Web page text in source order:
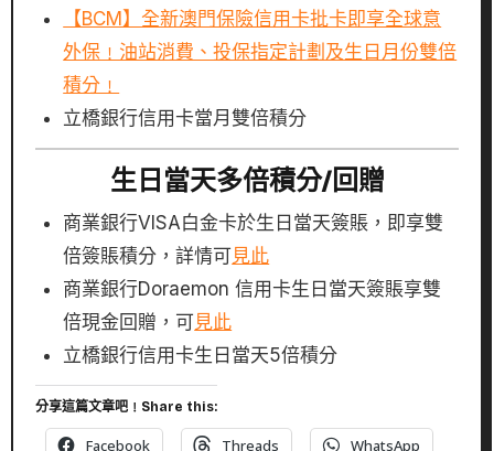
【BCM】全新澳門保險信用卡批卡即享全球意
外保﹗油站消費、投保指定計劃及生日月份雙倍
積分﹗
立橋銀行信用卡當月雙倍積分
生日當天多倍積分/回贈
商業銀行VISA白金卡於生日當天簽賬，即享雙
倍簽賬積分，詳情可 見此
商業銀行Doraemon 信用卡生日當天簽賬享雙
倍現金回贈，可 見此
立橋銀行信用卡生日當天5倍積分
分享這篇文章吧﹗Share this:
Facebook Threads WhatsApp